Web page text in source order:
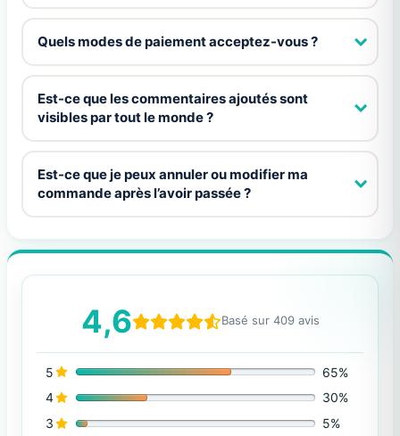
Quels modes de paiement acceptez-vous ?
Est-ce que les commentaires ajoutés sont
visibles par tout le monde ?
Est-ce que je peux annuler ou modifier ma
commande après l’avoir passée ?
4,6 Basé sur 409 avis
5
65%
4
30%
3
5%